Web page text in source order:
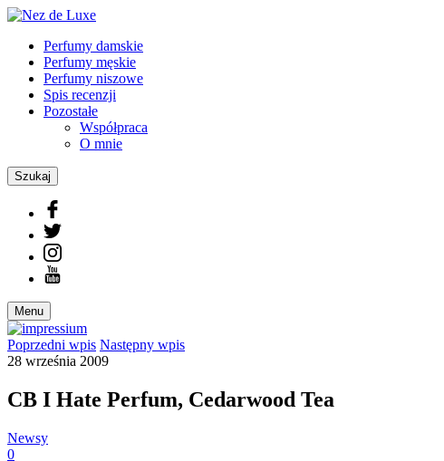
Perfumy damskie
Perfumy męskie
Perfumy niszowe
Spis recenzji
Pozostałe
Współpraca
O mnie
Szukaj
Menu
Poprzedni wpis Następny wpis
28 września 2009
CB I Hate Perfum, Cedarwood Tea
Newsy
0